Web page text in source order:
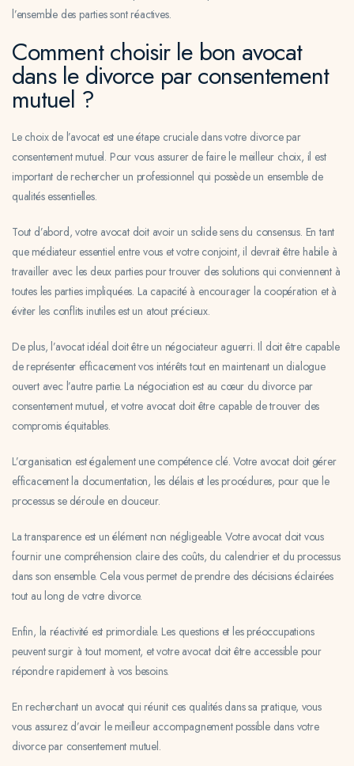
l’ensemble des parties sont réactives.
Comment choisir le bon avocat
dans le divorce par consentement
mutuel ?
Le choix de l’avocat est une étape cruciale dans votre divorce par
consentement mutuel. Pour vous assurer de faire le meilleur choix, il est
important de rechercher un professionnel qui possède un ensemble de
qualités essentielles.
Tout d’abord, votre avocat doit avoir un solide sens du consensus. En tant
que médiateur essentiel entre vous et votre conjoint, il devrait être habile à
travailler avec les deux parties pour trouver des solutions qui conviennent à
toutes les parties impliquées. La capacité à encourager la coopération et à
éviter les conflits inutiles est un atout précieux.
De plus, l’avocat idéal doit être un négociateur aguerri. Il doit être capable
de représenter efficacement vos intérêts tout en maintenant un dialogue
ouvert avec l’autre partie. La négociation est au cœur du divorce par
consentement mutuel, et votre avocat doit être capable de trouver des
compromis équitables.
L’organisation est également une compétence clé. Votre avocat doit gérer
efficacement la documentation, les délais et les procédures, pour que le
processus se déroule en douceur.
La transparence est un élément non négligeable. Votre avocat doit vous
fournir une compréhension claire des coûts, du calendrier et du processus
dans son ensemble. Cela vous permet de prendre des décisions éclairées
tout au long de votre divorce.
Enfin, la réactivité est primordiale. Les questions et les préoccupations
peuvent surgir à tout moment, et votre avocat doit être accessible pour
répondre rapidement à vos besoins.
En recherchant un avocat qui réunit ces qualités dans sa pratique, vous
vous assurez d’avoir le meilleur accompagnement possible dans votre
divorce par consentement mutuel.